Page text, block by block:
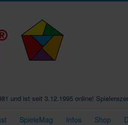
und ist seit 3.12.1995 online!
SpieleMag Infos Shop